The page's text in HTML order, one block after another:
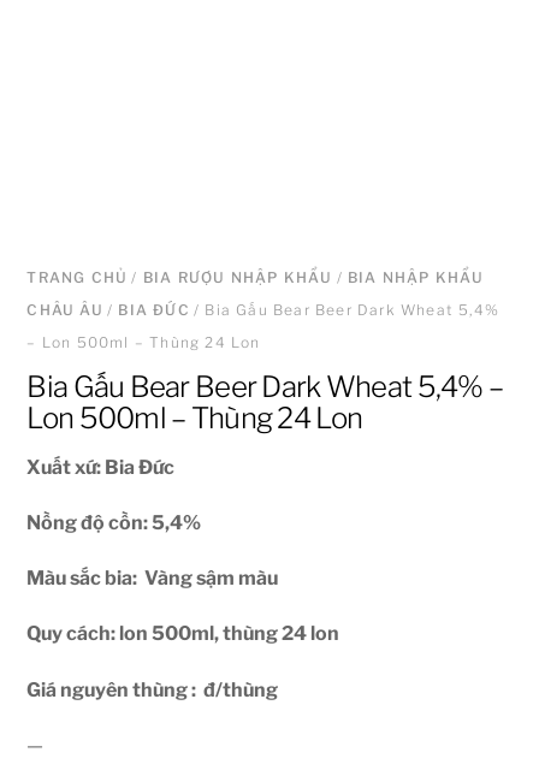
TRANG CHỦ / BIA RƯỢU NHẬP KHẨU / BIA NHẬP KHẨU
CHÂU ÂU / BIA ĐỨC / Bia Gấu Bear Beer Dark Wheat 5,4%
– Lon 500ml – Thùng 24 Lon
Bia Gấu Bear Beer Dark Wheat 5,4% –
Lon 500ml – Thùng 24 Lon
Xuất xứ: Bia Đức
Nồng độ cồn: 5,4%
Màu sắc bia: Vàng sậm màu
Quy cách: lon 500ml, thùng 24 lon
Giá nguyên thùng : đ/thùng
—